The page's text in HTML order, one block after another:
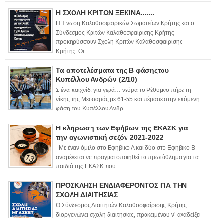
Η ΣΧΟΛΗ ΚΡΙΤΩΝ ΞΕΚΙΝΑ.......
Η Ένωση Καλαθοσφαιρικών Σωματείων Κρήτης και ο
Σύνδεσμος Κριτών Καλαθοσφαίρισης Κρήτης
προκηρύσσουν Σχολή Κριτών Καλαθοσφαίρισης
Κρήτης. Οι ...
Τα αποτελέσματα της Β φάσηςτου
Κυπέλλου Ανδρών (2/10)
Σ ένα παιχνίδι για γερά… νεύρα το Ρέθυμνο πήρε τη
νίκης της Μεσσαράς με 61-55 και πέρασε στην επόμενη
φάση του Κυπέλλου Ανδρ...
Η κλήρωση των Εφήβων της ΕΚΑΣΚ για
την αγωνιστική σεζόν 2021-2022
Με έναν όμιλο στο Εφηβικό Α και δύο στο Εφηβικό Β
αναμένεται να πραγματοποιηθεί το πρωτάθλημα για τα
παιδιά της ΕΚΑΣΚ που ...
ΠΡΟΣΚΛΗΣΗ ΕΝΔΙΑΦΕΡΟΝΤΟΣ ΓΙΑ ΤΗΝ
ΣΧΟΛΗ ΔΙΑΙΤΗΣΙΑΣ
Ο Σύνδεσμος Διαιτητών Καλαθοσφαίρισης Κρήτης
διοργανώνει σχολή διαιτησίας, προκειμένου ν’ αναδείξει